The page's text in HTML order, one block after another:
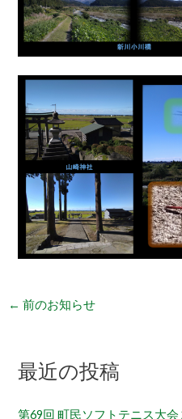
← 前のお知らせ
最近の投稿
第69回 町民ソフトテニス大会